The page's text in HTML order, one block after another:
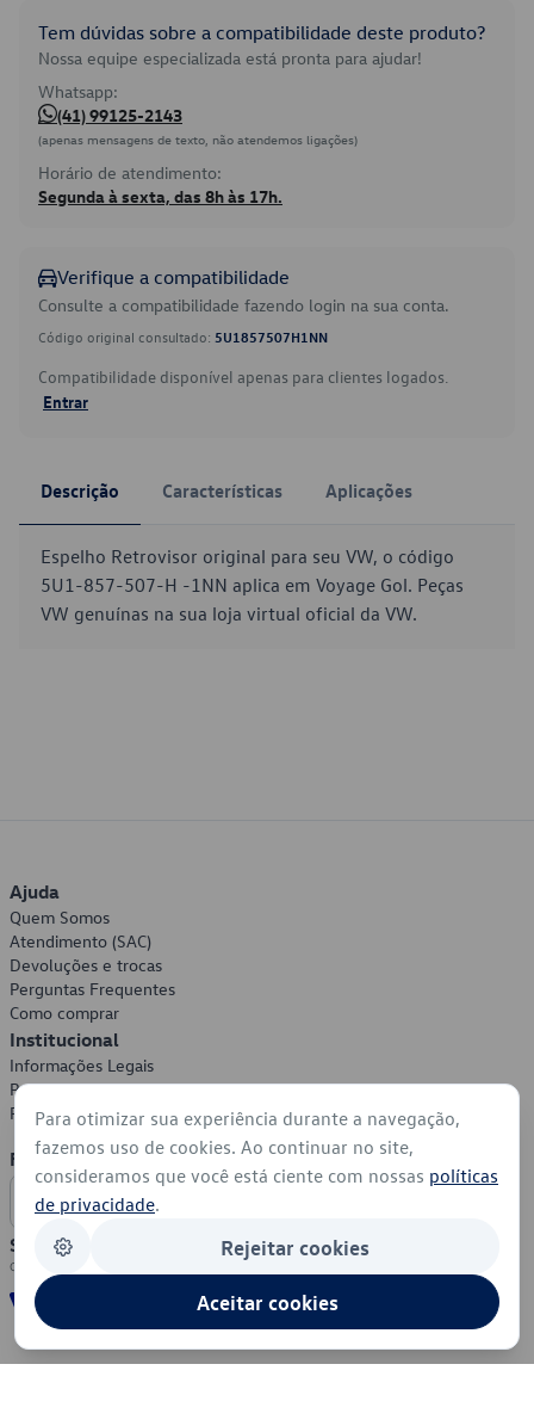
Tem dúvidas sobre a compatibilidade deste produto?
Nossa equipe especializada está pronta para ajudar!
Whatsapp:
(41) 99125-2143
(apenas mensagens de texto, não atendemos ligações)
Horário de atendimento:
Segunda à sexta, das 8h às 17h.
Verifique a compatibilidade
Consulte a compatibilidade fazendo login na sua conta.
Código original consultado: 5U1857507H1NN
Compatibilidade disponível apenas para clientes logados.
Entrar
Descrição Características Aplicações
Espelho Retrovisor original para seu VW, o código
5U1-857-507-H -1NN aplica em Voyage Gol. Peças
VW genuínas na sua loja virtual oficial da VW.
Ajuda
Quem Somos
Atendimento (SAC)
Devoluções e trocas
Perguntas Frequentes
Como comprar
Institucional
Informações Legais
Política de Privacidade
Política de Cookies
Formas de Pagamento
Segurança
Para otimizar sua experiência durante a navegação,
fazemos uso de cookies. Ao continuar no site,
consideramos que você está ciente com nossas políticas
de privacidade.
Rejeitar cookies
Aceitar cookies